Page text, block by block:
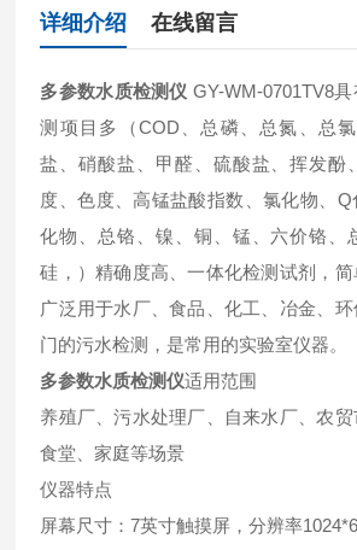
详细介绍 在线留言
多参数水质检测仪 GY-WM-0701TV8
测项目多（COD、总磷、总氮、总
盐、硝酸盐、甲醛、硫酸盐、挥发酚
度、色度、高锰盐酸指数、氯化物、
化物、总铬、镍、铜、锰、六价铬、
硅，）精确度高、一体化检测试剂，
广泛用于水厂、食品、化工、冶金、
门的污水检测，是常用的实验室仪器。
多参数水质检测仪适用范围
养殖厂、污水处理厂、自来水厂、农
食堂、家庭等场景
仪器特点
屏幕尺寸：7英寸触摸屏，分辨率